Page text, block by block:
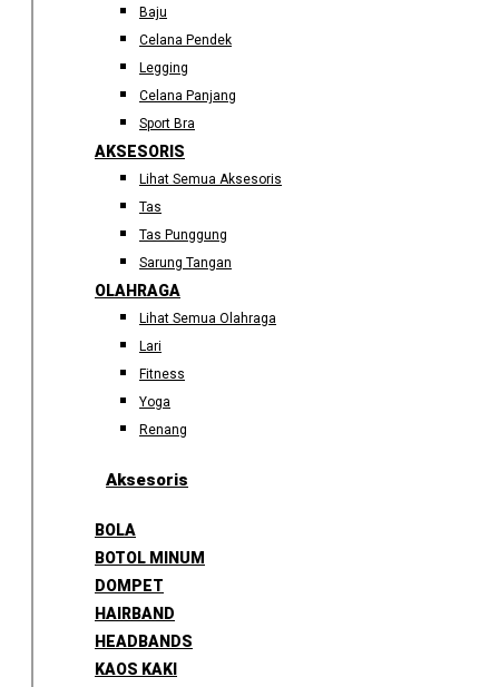
Baju
Celana Pendek
Legging
Celana Panjang
Sport Bra
AKSESORIS
Lihat Semua Aksesoris
Tas
Tas Punggung
Sarung Tangan
OLAHRAGA
Lihat Semua Olahraga
Lari
Fitness
Yoga
Renang
Aksesoris
BOLA
BOTOL MINUM
DOMPET
HAIRBAND
HEADBANDS
KAOS KAKI